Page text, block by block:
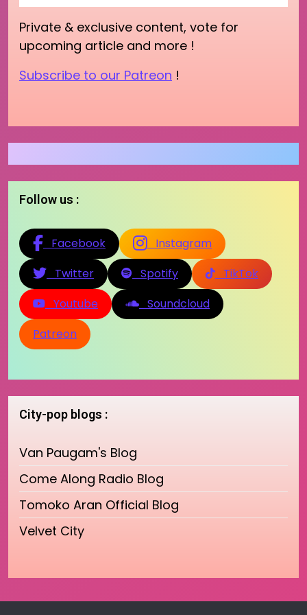
Private & exclusive content, vote for
upcoming article and more !
Subscribe to our Patreon !
Follow us :
Facebook
Instagram
Twitter
Spotify
TikTok
Youtube
Soundcloud
Patreon
City-pop blogs :
Van Paugam's Blog
Come Along Radio Blog
Tomoko Aran Official Blog
Velvet City